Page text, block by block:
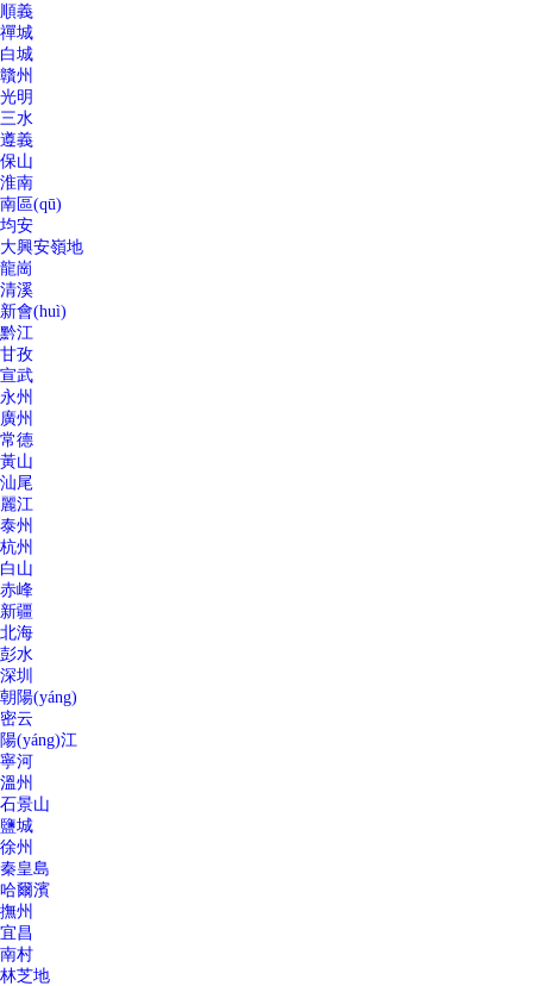
順義
禪城
白城
贛州
光明
三水
遵義
保山
淮南
南區(qū)
均安
大興安嶺地
龍崗
清溪
新會(huì)
黔江
甘孜
宣武
永州
廣州
常德
黃山
汕尾
麗江
泰州
杭州
白山
赤峰
新疆
北海
彭水
深圳
朝陽(yáng)
密云
陽(yáng)江
寧河
溫州
石景山
鹽城
徐州
秦皇島
哈爾濱
撫州
宜昌
南村
林芝地